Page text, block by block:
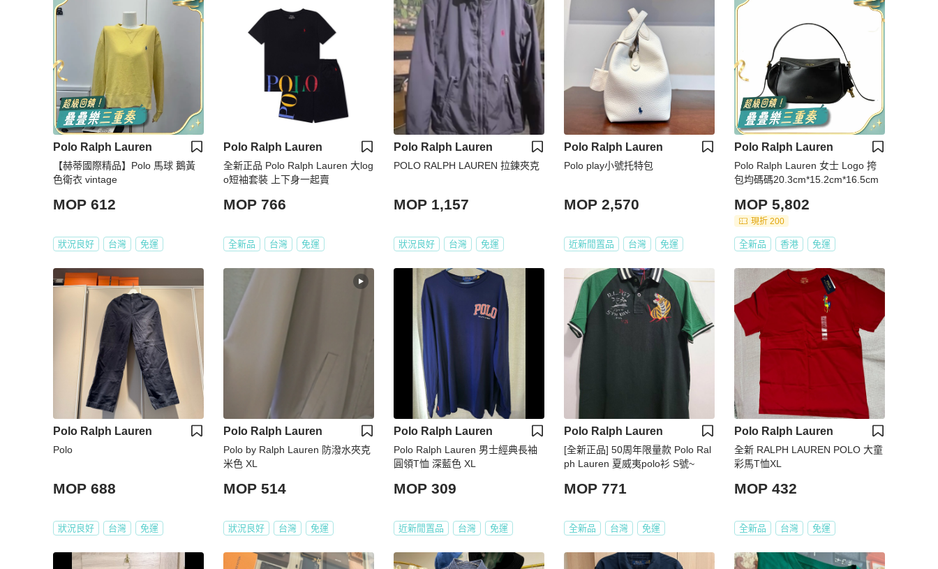
Polo Ralph Lauren
【赫蒂國際精品】Polo 馬球 鵝黃
色衛衣 vintage
MOP 612
狀況良好 台灣 免運
Polo Ralph Lauren
全新正品 Polo Ralph Lauren 大log
o短袖套裝 上下身一起賣
MOP 766
全新品 台灣 免運
Polo Ralph Lauren
POLO RALPH LAUREN 拉鍊夾克
MOP 1,157
狀況良好 台灣 免運
Polo Ralph Lauren
Polo play小號托特包
MOP 2,570
近新閒置品 台灣 免運
Polo Ralph Lauren
Polo Ralph Lauren 女士 Logo 挎
包均碼碼20.3cm*15.2cm*16.5cm
MOP 5,802
現折 200
全新品 香港 免運
Polo Ralph Lauren
Polo
MOP 688
狀況良好 台灣 免運
Polo Ralph Lauren
Polo by Ralph Lauren 防潑水夾克
米色 XL
MOP 514
狀況良好 台灣 免運
Polo Ralph Lauren
Polo Ralph Lauren 男士經典長袖
圓領T恤 深藍色 XL
MOP 309
近新閒置品 台灣 免運
Polo Ralph Lauren
[全新正品] 50周年限量款 Polo Ral
ph Lauren 夏威夷polo衫 S號~
MOP 771
全新品 台灣 免運
Polo Ralph Lauren
全新 RALPH LAUREN POLO 大童
彩馬T恤XL
MOP 432
全新品 台灣 免運